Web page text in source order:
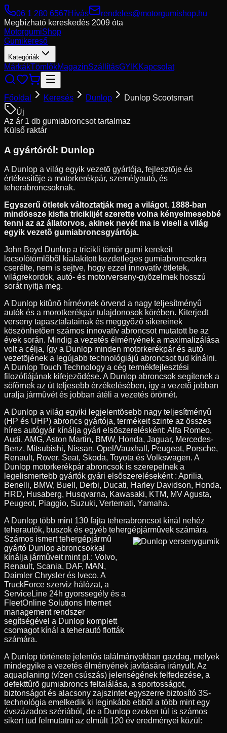
06 1 280 6567Hívás
rendeles@motorgumishop.hu
Megbízható kereskedés 2009 óta
MotorgumiShop
Gumikereső
Kategóriák
MárkákTömlőkMagazinSzállításGYIKKapcsolat
Főoldal Keresés Dunlop
Dunlop Scootsmart
Új
Az ár 1 db gumiabroncsot tartalmaz
Külső raktár
A gyártóról: Dunlop
A Dunlop a világ egyik vezetõ gyártója, fejlesztõje és
értékesítõje a motorkerékpár, személyautó, és
teherabroncsoknak.
Egyszerű ötletek változtatják meg a világot. 1888-ban
mindössze kisfia triciklijét szerette volna kényelmesebbé
tenni az az állatorvos, akinek nevét ma is viseli a világ
egyik vezetõ gumiabroncsgyártója.
John Boyd Dunlop a tricikli tömör gumi kerekeit
locsolótömlõbõl kialakított kezdetleges gumiabroncsokra
cserélte, nem is sejtve, hogy ezzel innovatív ötletek,
világrekordok, autó- és motorverseny-gyõzelmek hosszú
sorát nyitja meg.
A Dunlop kitûnõ hírnévnek örvend a nagy teljesítményû
autók és a morotkerékpár tulajdonosok körében. Kiterjedt
verseny tapasztalatainak és meggyõzõ sikereinek
köszönhetõen számos innovatív abroncsot mutatott be az
évek során. Mindig a vezetés élményének a maximalizálása
volt a célja, így a Dunlop minden motorkerékpár és autó
vezetõjének a legújabb technológiájú abroncsot tud kínálni.
A Dunlop Touch Technology a cég termékfejlesztési
filozófiájának kifejezõdése. A Dunlop abroncsok segítenek a
söfõrnek az út teljesebb érzékelésében, így a vezetõ jobban
uralja jármûvét és jobban átéli a vezetés örömét.
A Dunlop a világ egyiki legjelentõsebb nagy teljesítményû
(HP és UHP) abroncs gyártója, termékeit szinte az összes
híres autógyár kínálja gyári elsõszerelésként: Alfa Romeo,
Audi, AMG, Aston Martin, BMW, Honda, Jaguar, Mercedes-
Benz, Mitsubishi, Nissan, Opel/Vauxhall, Peugeot, Porsche,
Renault, Rover, Seat, Skoda, Toyota és Volkswagen. A
Dunlop motorkerékpár abroncsok is szerepelnek a
legelismertebb gyártók gyári elsõszereléseként : Aprilia,
Benelli, BMW, Buell, Derbi, Ducati, Harley Davidson, Honda,
HRD, Husaberg, Husqvarna, Kawasaki, KTM, MV Agusta,
Peugeot, Piaggio, Suzuki, Vertemati, Yamaha.
A Dunlop több mint 130 fajta teherabroncsot kínál nehéz
teherautók, buszok és egyéb tehergépjármûvek számára.
Számos ismert tehergépjármû
gyártó Dunlop abroncsokkal
kínálja jármûveit mint pl.: Volvo,
Renault, Scania, DAF, MAN,
Daimler Chrysler és Iveco. A
TruckForce szerviz hálózat, a
ServiceLine 24h gyorssegély és a
FleetOnline Solutions Internet
management rendszer
segítségével a Dunlop komplett
csomagot kínál a teherautó flották
számára.
A Dunlop története jelentõs találmányokban gazdag, melyek
mindegyike a vezetés élményének javítására irányult. Az
aquaplaning (vízen csúszás) jelenségének felfedezése, a
defekttûrõ gumiabroncs feltalálása, a sportosságot,
biztonságot és alacsony zajszintet egyszerre biztosító 3S-
technológia emelkedik ki leginkább ebbõl a több mint egy
évszázados szériából, de a Dunlop ezeken túl is számos
sikert tud felmutatni az elmúlt 120 év eredményei közül: